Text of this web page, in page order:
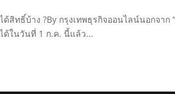
ด้สิทธิ์บ้าง ?By กรุงเทพธุรกิจออนไลน์นอกจาก
ด้ในวันที่ 1 ก.ค. นี้แล้ว...